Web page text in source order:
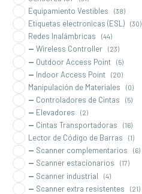
Equipamiento Vestibles (38)
Etiquetas electronicas (ESL) (30)
Redes Inalámbricas (44)
Wireless Controller (23)
Outdoor Access Point (5)
Indoor Access Point (20)
Manipulación de Materiales (0)
Controladores de Cintas (5)
Elevadores (2)
Cintas Transportadoras (16)
Lector de Código de Barras (1)
Scanner complementarios (6)
Scanner estacionarios (17)
Scanner industrial (4)
Scanner extra resistentes (21)